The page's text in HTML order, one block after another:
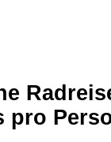
pro